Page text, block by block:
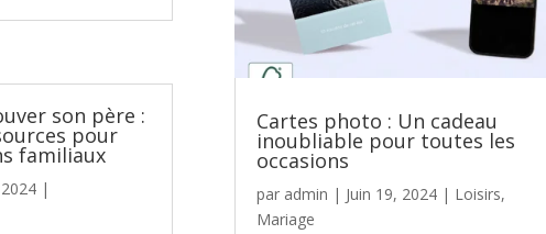
son père :
pour
familiaux
|
Cartes photo : Un cadeau
inoubliable pour toutes les
occasions
par admin | Juin 19, 2024 | Loisirs,
Mariage